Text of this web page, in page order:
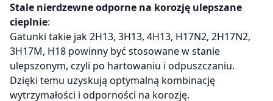
Stale nierdzewne odporne na korozję ulepszane
cieplnie:
Gatunki takie jak 2H13, 3H13, 4H13, H17N2, 2H17N2,
3H17M, H18 powinny być stosowane w stanie
ulepszonym, czyli po hartowaniu i odpuszczaniu.
Dzięki temu uzyskują optymalną kombinację
wytrzymałości i odporności na korozję.